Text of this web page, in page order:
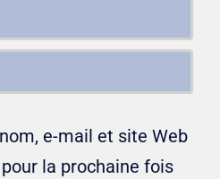
e-mail et site Web
la prochaine fois